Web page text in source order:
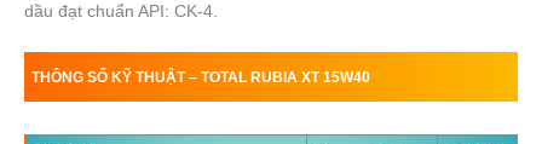
dầu đạt chuẩn API: CK-4.
THÔNG SỐ KỸ THUẬT –TOTAL RUBIAXT 15W40